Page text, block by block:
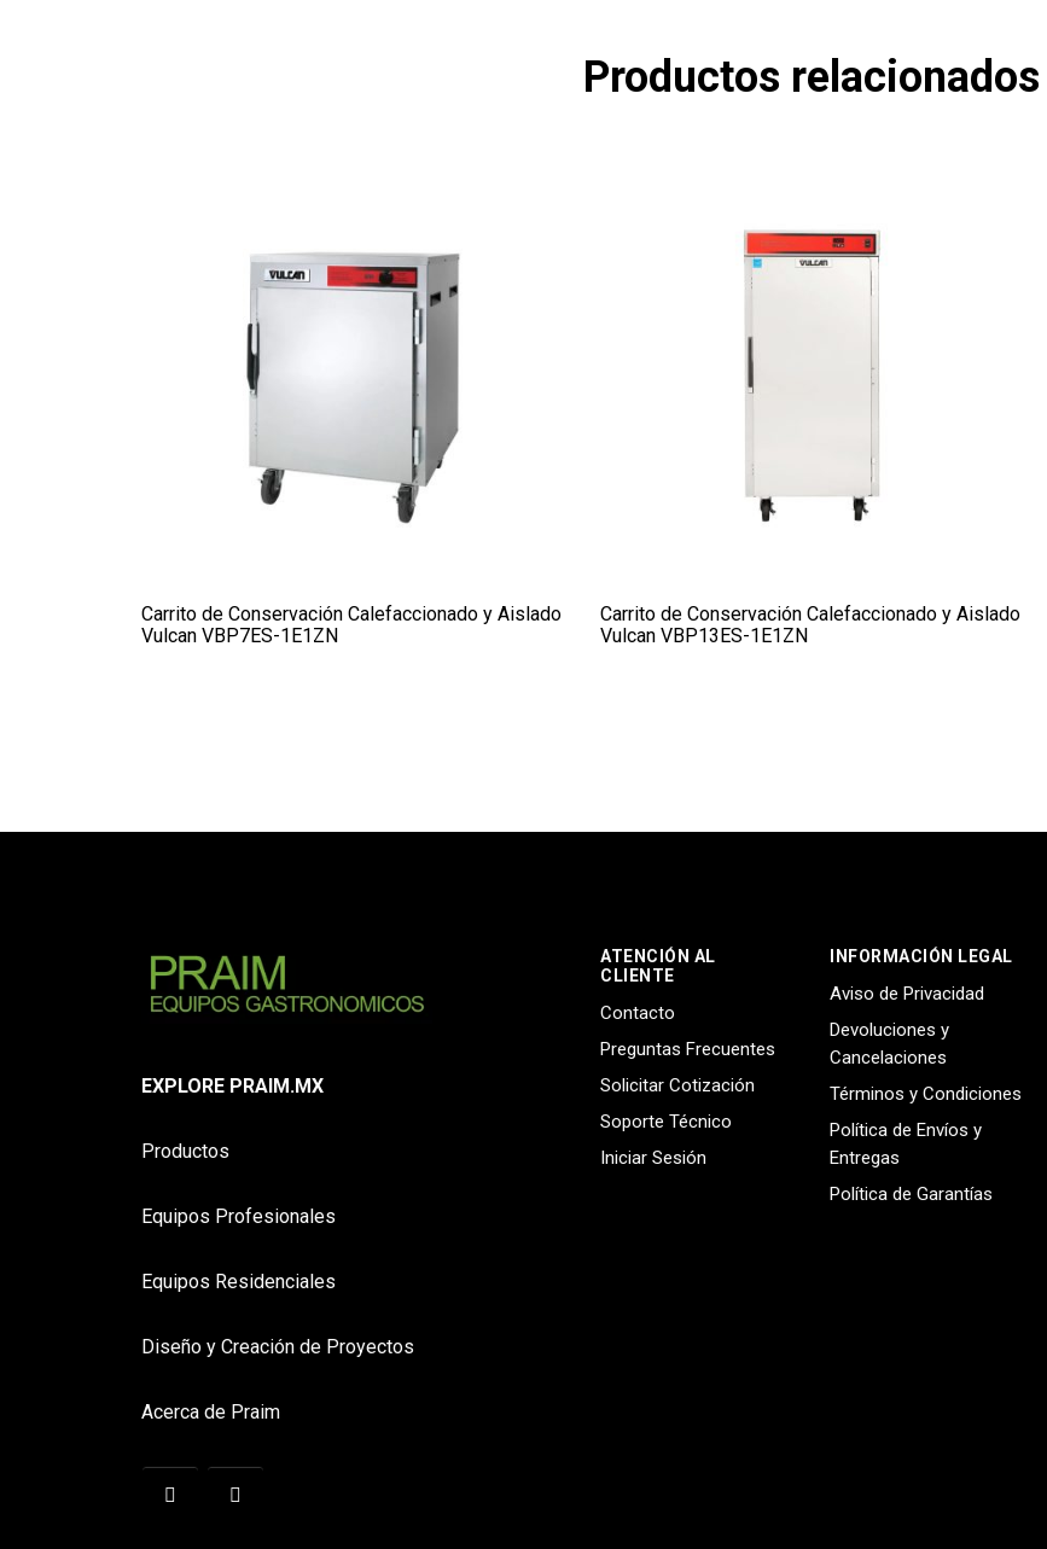
Productos relacionados
Carrito de Conservación Calefaccionado y Aislado
Vulcan VBP7ES-1E1ZN
Carrito de Conservación Calefaccionado y Aislado
Vulcan VBP13ES-1E1ZN
EXPLORE PRAIM.MX
Productos
Equipos Profesionales
Equipos Residenciales
Diseño y Creación de Proyectos
Acerca de Praim
ATENCIÓN AL
CLIENTE
Contacto
Preguntas Frecuentes
Solicitar Cotización
Soporte Técnico
Iniciar Sesión
INFORMACIÓN LEGAL
Aviso de Privacidad
Devoluciones y
Cancelaciones
Términos y Condiciones
Política de Envíos y
Entregas
Política de Garantías